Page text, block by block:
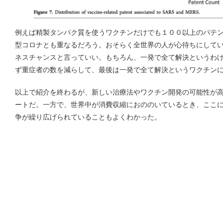
例えば精製タンパク質を使うワクチンだけでも１００以上のパテ
型コロナとも重なるだろう。おそらく全世界の人が心待ちにして
ネスチャンスと言っていい。もちろん、一発で全て解決というわ
ず重症者の数を減らして、最後は一発で全て解決というワクチン
以上で紹介を終わるが、新しい治療法やワクチン開発の可能性が
ートだ。一方で、世界中が消費収縮におののいているとき、ここ
争が繰り広げられていることもよくわかった。